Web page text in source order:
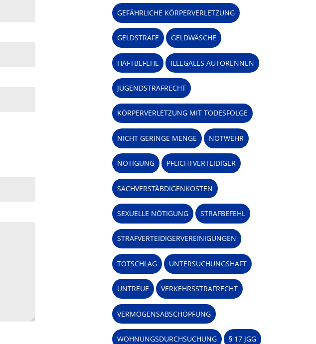
GEFÄHRLICHE KÖRPERVERLETZUNG
GELDSTRAFE GELDWÄSCHE
HAFTBEFEHL ILLEGALES AUTORENNEN
JUGENDSTRAFRECHT
KÖRPERVERLETZUNG MIT TODESFOLGE
NICHT GERINGE MENGE NOTWEHR
NÖTIGUNG PFLICHTVERTEIDIGER
SACHVERSTÄBDIGENKOSTEN
SEXUELLE NÖTIGUNG STRAFBEFEHL
STRAFVERTEIDIGERVEREINIGUNGEN
TOTSCHLAG UNTERSUCHUNGSHAFT
UNTREUE VERKEHRSSTRAFRECHT
VERMÖGENSABSCHÖPFUNG
WOHNUNGSDURCHSUCHUNG § 17 JGG